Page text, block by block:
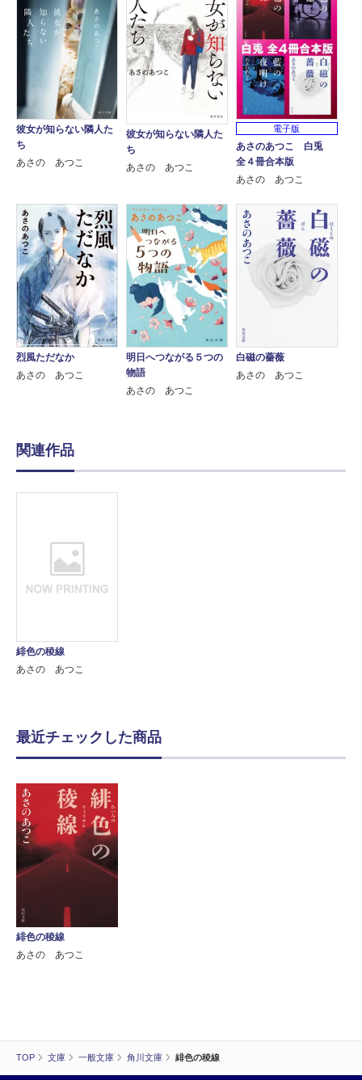
TOP 文庫 一般文庫 角川文庫 緋色の稜線
彼女が知らない隣人た
ち
あさの あつこ
彼女が知らない隣人た
ち
あさの あつこ
電子版
あさのあつこ 白兎
全４冊合本版
あさの あつこ
烈風ただなか
あさの あつこ
明日へつながる５つの
物語
あさの あつこ
白磁の薔薇
あさの あつこ
関連作品
緋色の稜線
あさの あつこ
最近チェックした商品
緋色の稜線
あさの あつこ